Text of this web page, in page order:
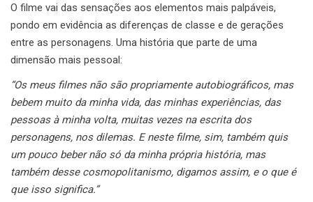
O filme vai das sensações aos elementos mais palpáveis,
pondo em evidência as diferenças de classe e de gerações
entre as personagens. Uma história que parte de uma
dimensão mais pessoal:
“Os meus filmes não são propriamente autobiográficos, mas
bebem muito da minha vida, das minhas experiências, das
pessoas à minha volta, muitas vezes na escrita dos
personagens, nos dilemas. E neste filme, sim, também quis
um pouco beber não só da minha própria história, mas
também desse cosmopolitanismo, digamos assim, e o que é
que isso significa.”